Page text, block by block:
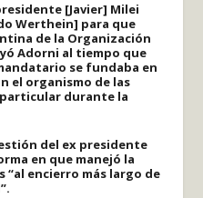
[Javier] Milei
Werthein] para que
de la Organización
Adorni al tiempo que
se fundaba en
el organismo de las
particular durante la
del ex presidente
en que manejó la
encierro más largo de